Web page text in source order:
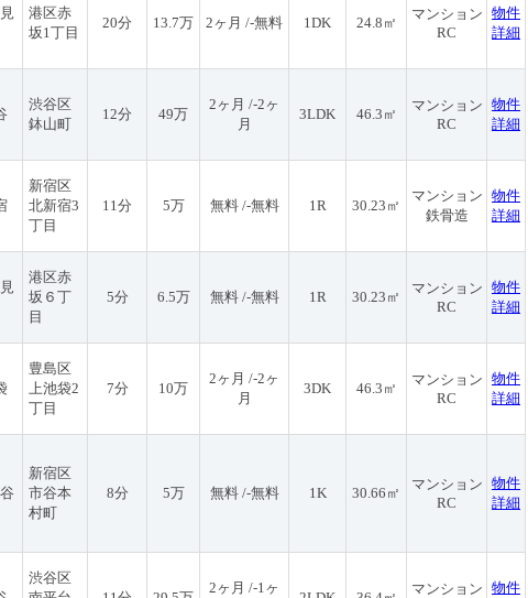
港区赤
坂1丁目
20分 13.7万 2ヶ月 /-無料 1DK 24.8㎡
マンション
RC
物件
詳細
渋谷区
鉢山町
12分 49万
2ヶ月 /-2ヶ
月
3LDK 46.3㎡
マンション
RC
物件
詳細
新宿区
北新宿3
丁目
11分 5万 無料 /-無料 1R 30.23㎡
マンション
鉄骨造
物件
詳細
港区赤
坂６丁
目
5分 6.5万 無料 /-無料 1R 30.23㎡
マンション
RC
物件
詳細
豊島区
上池袋2
丁目
7分 10万
2ヶ月 /-2ヶ
月
3DK 46.3㎡
マンション
RC
物件
詳細
新宿区
市谷本
村町
8分 5万 無料 /-無料 1K 30.66㎡
マンション
RC
物件
詳細
渋谷区
2ヶ月 /-1ヶ マンション 物件